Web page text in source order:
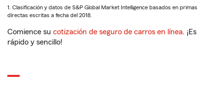
1. Clasificación y datos de S&P Global Market Intelligence basados en primas
directas escritas a fecha del 2018.
Comience su cotización de seguro de carros en línea. ¡Es
rápido y sencillo!